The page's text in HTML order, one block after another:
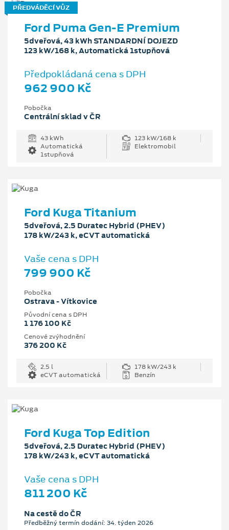
PŘEDVÁDĚCÍ VŮZ
Ford Puma Gen-E Premium
5dveřová, 43 kWh STANDARDNÍ DOJEZD
123 kW/168 k, Automatická 1stupňová
Předpokládaná cena s DPH
962 900 Kč
Pobočka
Centrální sklad v ČR
43 kWh
123 kW/168 k
Automatická
1stupňová
Elektromobil
Ford Kuga Titanium
5dveřová, 2.5 Duratec Hybrid (PHEV)
178 kW/243 k, eCVT automatická
Vaše cena s DPH
799 900 Kč
Pobočka
Ostrava - Vítkovice
Původní cena s DPH
1 176 100 Kč
Cenové zvýhodnění
376 200 Kč
2.5 l
178 kW/243 k
eCVT automatická
Benzín
Ford Kuga Top Edition
5dveřová, 2.5 Duratec Hybrid (PHEV)
178 kW/243 k, eCVT automatická
Vaše cena s DPH
811 200 Kč
Na cestě do ČR
Předběžný termín dodání: 34. týden 2026